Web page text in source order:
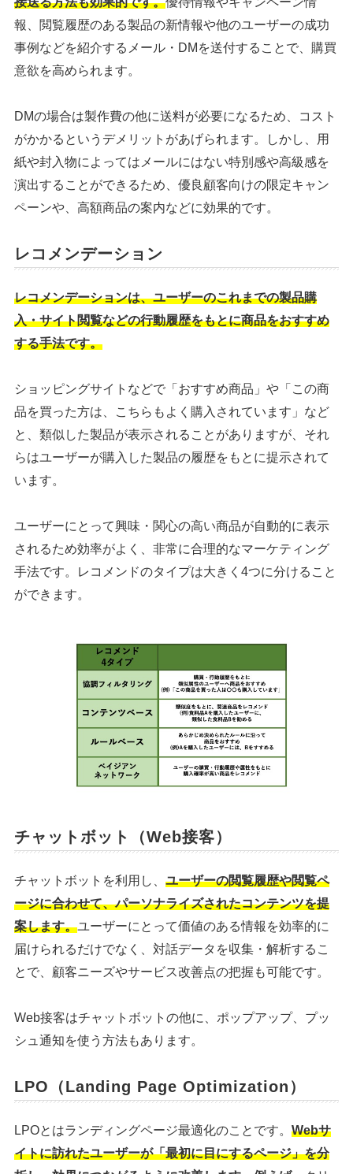
報、閲覧履歴のある製品の新情報や他のユーザーの成功
事例などを紹介するメール・DMを送付することで、購買
意欲を高められます。
DMの場合は製作費の他に送料が必要になるため、コスト
がかかるというデメリットがあげられます。しかし、用
紙や封入物によってはメールにはない特別感や高級感を
演出することができるため、優良顧客向けの限定キャン
ペーンや、高額商品の案内などに効果的です。
レコメンデーション
レコメンデーションは、ユーザーのこれまでの製品購
入・サイト閲覧などの行動履歴をもとに商品をおすすめ
する手法です。
ショッピングサイトなどで「おすすめ商品」や「この商
品を買った方は、こちらもよく購入されています」など
と、類似した製品が表示されることがありますが、それ
らはユーザーが購入した製品の履歴をもとに提示されて
います。
ユーザーにとって興味・関心の高い商品が自動的に表示
されるため効率がよく、非常に合理的なマーケティング
手法です。レコメンドのタイプは大きく4つに分けること
ができます。
チャットボット（Web接客）
チャットボットを利用し、 ユーザーの閲覧履歴や閲覧ペ
ージに合わせて、パーソナライズされたコンテンツを提
案します。ユーザーにとって価値のある情報を効率的に
届けられるだけでなく、対話データを収集・解析するこ
とで、顧客ニーズやサービス改善点の把握も可能です。
Web接客はチャットボットの他に、ポップアップ、プッ
シュ通知を使う方法もあります。
LPO（Landing Page Optimization）
LPOとはランディングページ最適化のことです。 Webサ
イトに訪れたユーザーが「最初に目にするページ」を分